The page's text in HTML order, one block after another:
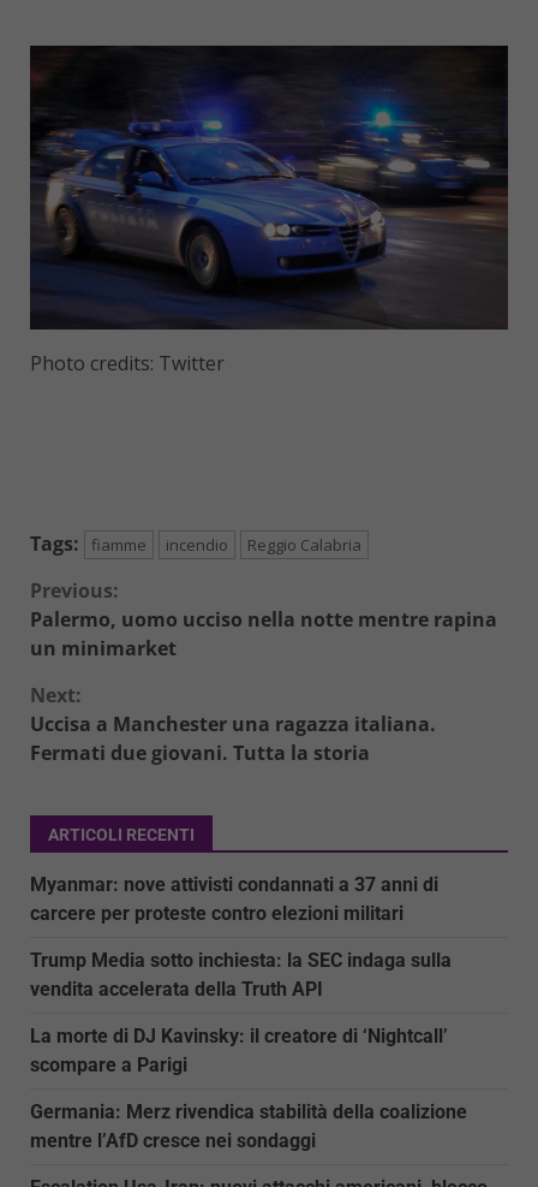
Photo credits: Twitter
Tags: fiamme incendio Reggio Calabria
Continue
Reading
Previous:
Palermo, uomo ucciso nella notte mentre rapina
un minimarket
Next:
Uccisa a Manchester una ragazza italiana.
Fermati due giovani. Tutta la storia
ARTICOLI RECENTI
Myanmar: nove attivisti condannati a 37 anni di
carcere per proteste contro elezioni militari
Trump Media sotto inchiesta: la SEC indaga sulla
vendita accelerata della Truth API
La morte di DJ Kavinsky: il creatore di ‘Nightcall’
scompare a Parigi
Germania: Merz rivendica stabilità della coalizione
mentre l’AfD cresce nei sondaggi